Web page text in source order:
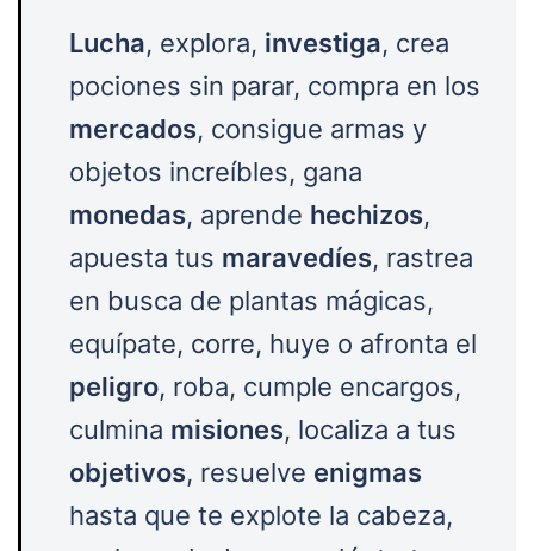
Lucha, explora, investiga, crea
pociones sin parar, compra en los
mercados, consigue armas y
objetos increíbles, gana
monedas, aprende hechizos,
apuesta tus maravedíes, rastrea
en busca de plantas mágicas,
equípate, corre, huye o afronta el
peligro, roba, cumple encargos,
culmina misiones, localiza a tus
objetivos, resuelve enigmas
hasta que te explote la cabeza,